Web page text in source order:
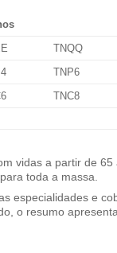
TNQQ
TNP6
TNC8
vidas a partir de
toda a massa.
especialidades e
o resumo